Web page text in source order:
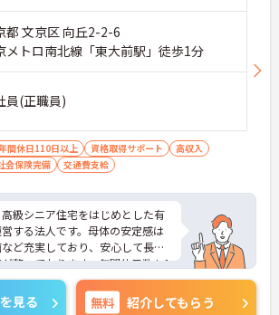
都 文京区 向丘2-2-6
メトロ南北線「東大前駅」徒歩1分
員(正職員)
間休日110日以上 資格取得サポート
高収入
会保険完備 交通費支給
級シニア住宅をはじめとした有
する法人です。母体の安定感は
ど充実しており、安心して長く
整っております。年間休日数も1
イフバランスも取りやすくプラ
切にして頂けます。ご興味のあ
お問い合わせください。
見る 無料 紹介してもらう